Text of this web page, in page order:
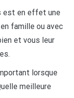
est en effet une
famille ou avec
et vous leur
lorsque
meilleure